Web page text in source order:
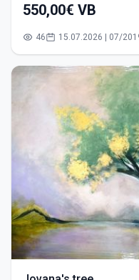
550,00€ VB
46 15.07.2026 | 07/